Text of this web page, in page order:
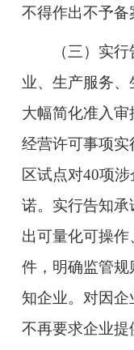
不得作出不予备
（三）实
业、生产服务
大幅简化准入
经营许可事项
区试点对40项
诺。实行告知承
出可量化可操
件，明确监管
知企业。对因企
不再要求企业